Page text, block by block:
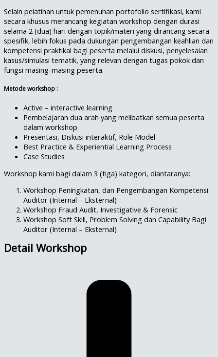
Selain pelatihan untuk pemenuhan portofolio sertifikasi, kami
secara khusus merancang kegiatan workshop dengan durasi
selama 2 (dua) hari dengan topik/materi yang dirancang secara
spesifik, lebih fokus pada dukungan pengembangan keahlian dan
kompetensi praktikal bagi peserta melalui diskusi, penyelesaian
kasus/simulasi tematik, yang relevan dengan tugas pokok dan
fungsi masing-masing peserta.
Metode workshop :
Active – interactive learning
Pembelajaran dua arah yang melibatkan semua peserta
dalam workshop
Presentasi, Diskusi interaktif, Role Model
Best Practice & Experiential Learning Process
Case Studies
Workshop kami bagi dalam 3 (tiga) kategori, diantaranya:
Workshop Peningkatan, dan Pengembangan Kompetensi
Auditor (Internal – Eksternal)
Workshop Fraud Audit, Investigative & Forensic
Workshop Soft Skill, Problem Solving dan Capability Bagi
Auditor (Internal – Eksternal)
Detail Workshop